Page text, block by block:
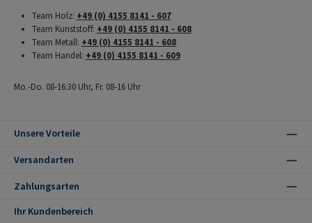
Team Holz: +49 (0) 4155 8141 - 607
Team Kunststoff: +49 (0) 4155 8141 - 608
Team Metall: +49 (0) 4155 8141 - 608
Team Handel: +49 (0) 4155 8141 - 609
Mo.-Do. 08-16:30 Uhr, Fr. 08-16 Uhr
Unsere Vorteile
Versandarten
Zahlungsarten
Ihr Kundenbereich